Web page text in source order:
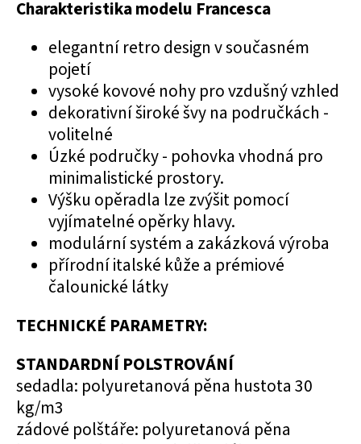
Charakteristika modelu Francesca
elegantní retro design v současném
pojetí
vysoké kovové nohy pro vzdušný vzhled
dekorativní široké švy na područkách -
volitelné
Úzké područky - pohovka vhodná pro
minimalistické prostory.
Výšku opěradla lze zvýšit pomocí
vyjímatelné opěrky hlavy.
modulární systém a zakázková výroba
přírodní italské kůže a prémiové
čalounické látky
TECHNICKÉ PARAMETRY:
STANDARDNÍ POLSTROVÁNÍ
sedadla: polyuretanová pěna hustota 30
kg/m3
zádové polštáře: polyuretanová pěna